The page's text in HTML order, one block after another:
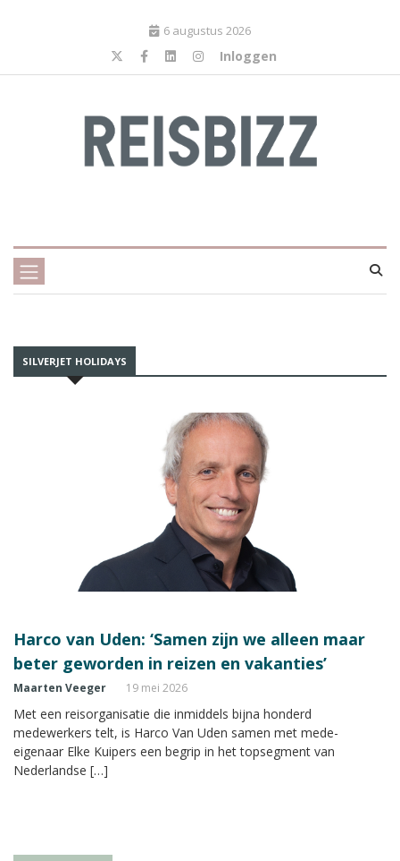
6 augustus 2026
Inloggen
SILVERJET HOLIDAYS
Harco van Uden: ‘Samen zijn we alleen maar
beter geworden in reizen en vakanties’
Maarten Veeger 19 mei 2026
Met een reisorganisatie die inmiddels bijna honderd
medewerkers telt, is Harco Van Uden samen met mede-
eigenaar Elke Kuipers een begrip in het topsegment van
Nederlandse […]